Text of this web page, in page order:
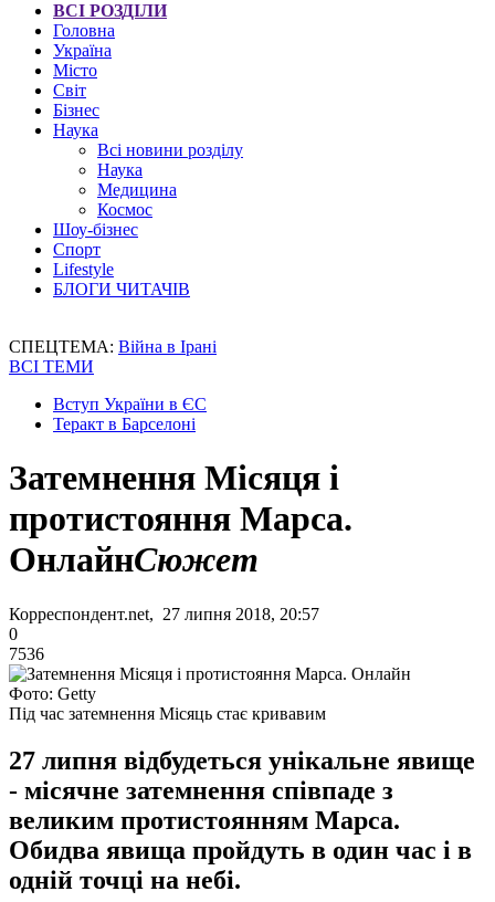
ВСІ РОЗДІЛИ
Головна
Україна
Місто
Світ
Бізнес
Наука
Всі новини розділу
Наука
Медицина
Космос
Шоу-бізнес
Спорт
Lifestyle
БЛОГИ ЧИТАЧІВ
СПЕЦТЕМА: Війна в Ірані
ВСІ ТЕМИ
Вступ України в ЄС
Теракт в Барселоні
Затемнення Місяця і
протистояння Марса.
ОнлайнСюжет
Корреспондент.net, 27 липня 2018, 20:57
0
7536
Фото: Getty
Під час затемнення Місяць стає кривавим
27 липня відбудеться унікальне явище
- місячне затемнення співпаде з
великим протистоянням Марса.
Обидва явища пройдуть в один час і в
одній точці на небі.